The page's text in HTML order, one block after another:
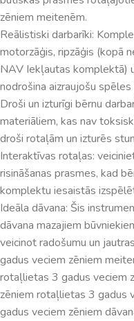
zēniem meitenēm.
Reālistiski darbarīki:
motorzāģis, ripzāģis (kopā
NAV Iekļautas komplektā)
nodrošina aizraujošu spēles
Droši un izturīgi bērnu
materiāliem, kas nav
droši rotaļām un izturēs
Interaktīvas rotaļas:
risināšanas prasmes, kad
komplektu iesaistās
Ideāla dāvana: Šis
dāvana mazajiem
veicinot radošumu un
gadus veciem zēniem
rotaļlietas 3 gadus veciem
zēniem rotaļlietas 3 gadus
gadus veciem zēniem